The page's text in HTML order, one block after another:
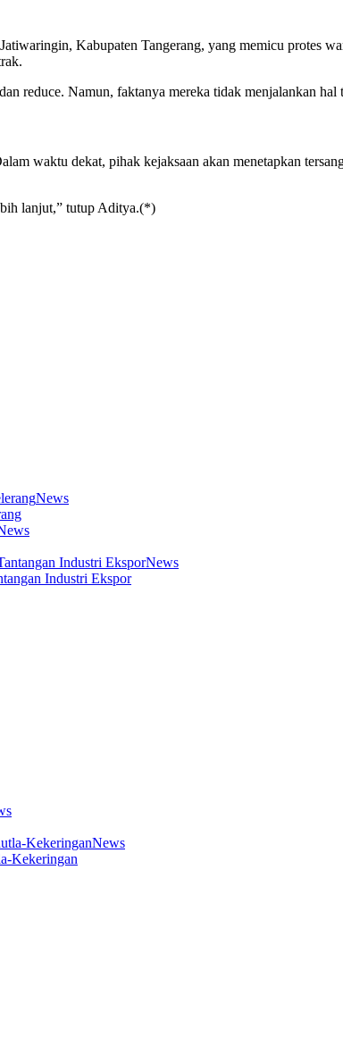
Kabupaten Tangerang, yang memicu protes
reduce. Namun, faktanya mereka tidak menjalankan hal
waktu dekat, pihak kejaksaan akan menetapkan
lanjut,” tutup Aditya.(*)
News
News
Industri Ekspor
News
Kekeringan